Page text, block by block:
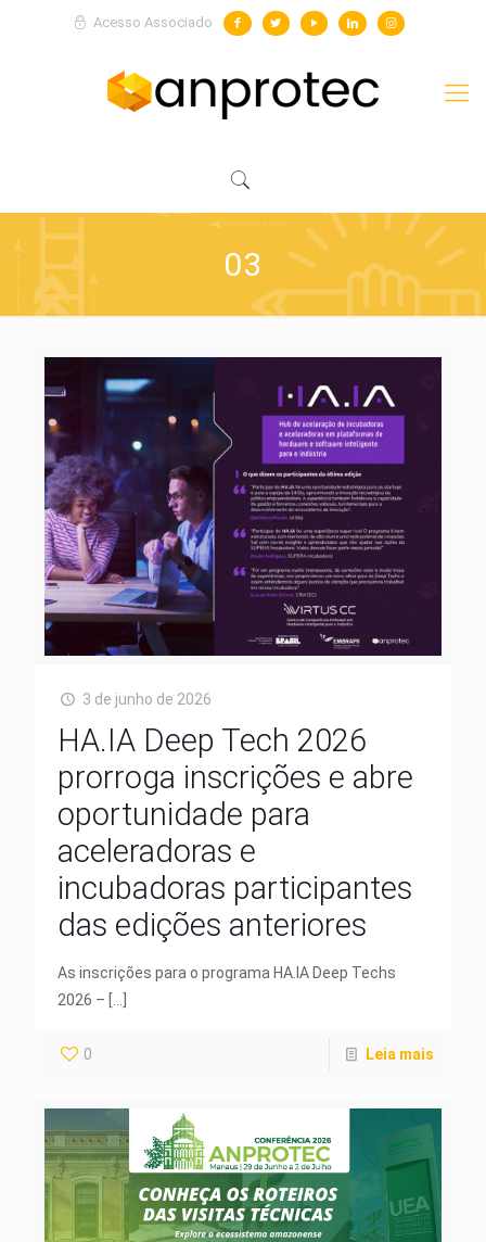
Acesso Associado
03
3 de junho de 2026
HA.IA Deep Tech 2026
prorroga inscrições e abre
oportunidade para
aceleradoras e
incubadoras participantes
das edições anteriores
As inscrições para o programa HA.IA Deep Techs
2026 – […]
0 Leia mais